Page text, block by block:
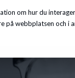
om hur du
webbplatsen och
Om oss